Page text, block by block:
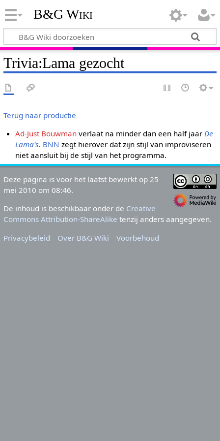
B&G Wiki
Trivia:Lama gezocht
Terug naar productie
Ad-Just Bouwman verlaat na minder dan een half jaarDe
Lama's. BNN zegt hierover dat zijn stijl van improviseren
niet aansluit bij de stijl van het programma.
Deze pagina is voor het laatst bewerkt op 25
mei 2010 om 08:46.
De inhoud is beschikbaar onder de Creative
Commons Attribution-ShareAlike tenzij anders aangegeven.
Privacybeleid
Over B&G Wiki Voorbehoud